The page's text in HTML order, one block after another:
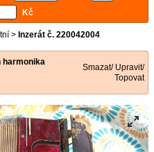
Kč
> Inzerát č. 220042004
harmonika
Smazat/ Upravit/
Topovat